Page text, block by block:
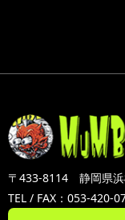
〒433-8114 静岡県
TEL / FAX：053-420-